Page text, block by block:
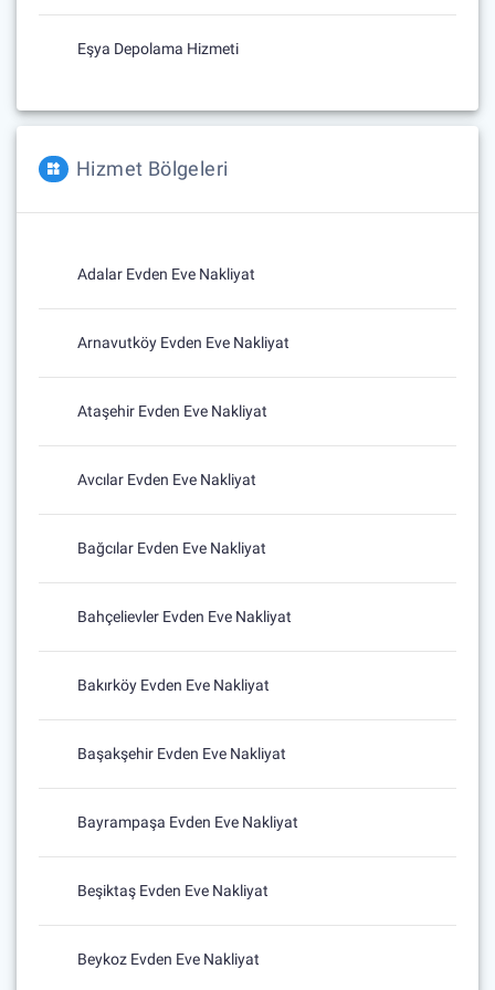
Eşya Depolama Hizmeti
Hizmet Bölgeleri
Adalar Evden Eve Nakliyat
Arnavutköy Evden Eve Nakliyat
Ataşehir Evden Eve Nakliyat
Avcılar Evden Eve Nakliyat
Bağcılar Evden Eve Nakliyat
Bahçelievler Evden Eve Nakliyat
Bakırköy Evden Eve Nakliyat
Başakşehir Evden Eve Nakliyat
Bayrampaşa Evden Eve Nakliyat
Beşiktaş Evden Eve Nakliyat
Beykoz Evden Eve Nakliyat